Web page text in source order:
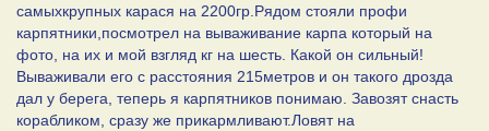
самыхкрупных карася на 2200гр.Рядом стояли профи
карпятники,посмотрел на вываживание карпа который на
фото, на их и мой взгляд кг на шесть. Какой он сильный!
Вываживали его с расстояния 215метров и он такого дрозда
дал у берега, теперь я карпятников понимаю. Завозят снасть
корабликом, сразу же прикармливают.Ловят на